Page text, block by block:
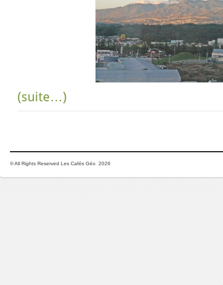
(suite…)
© All Rights Reserved Les Cafés Géo 2026